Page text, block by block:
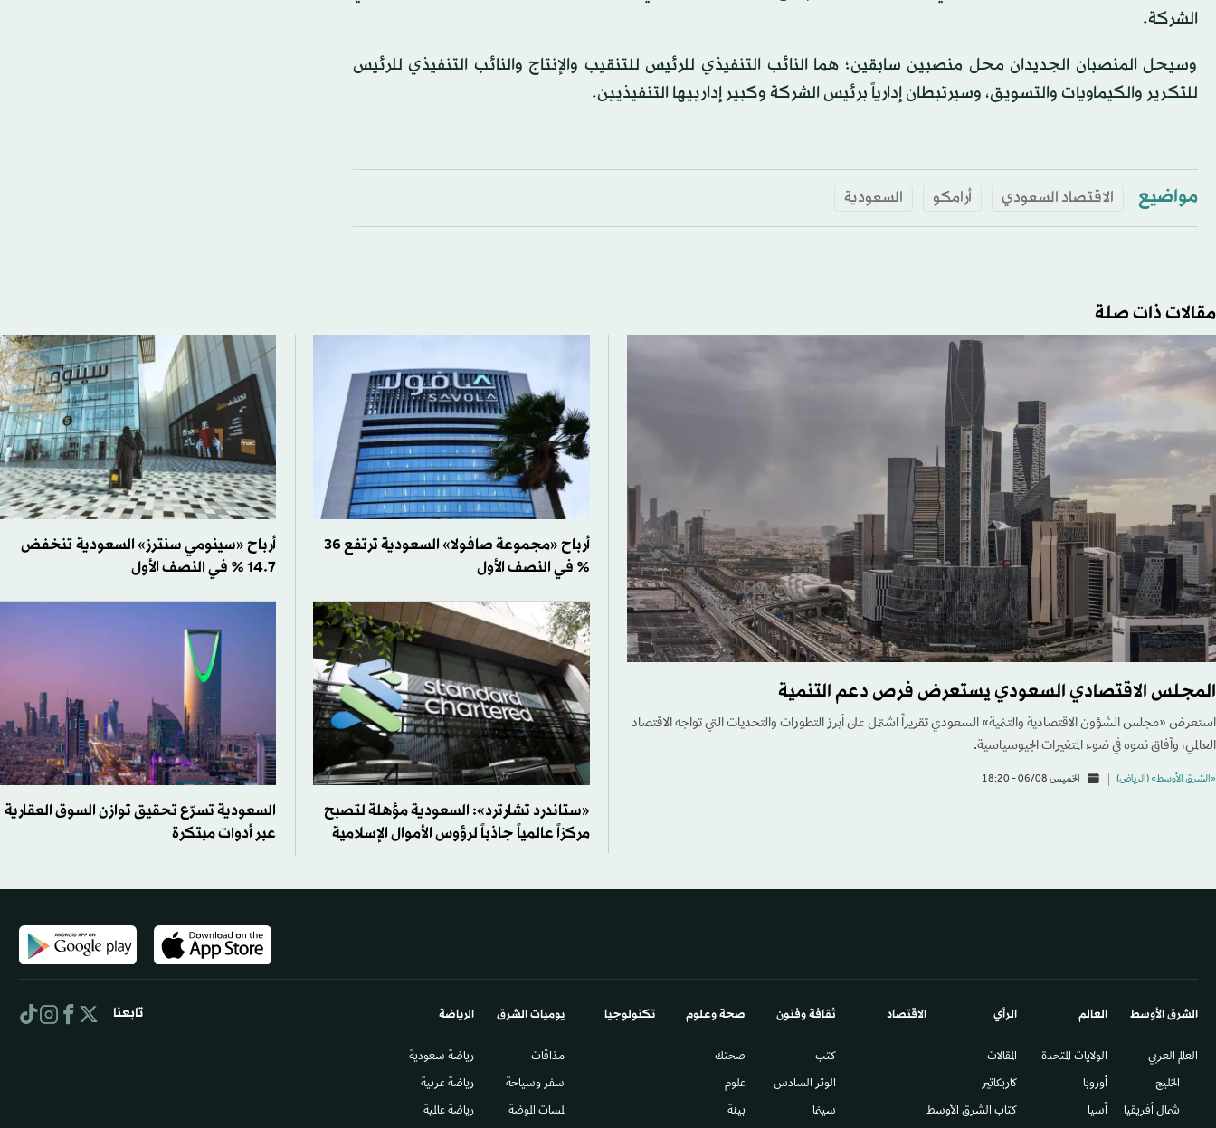
الشركة.
وسيحل المنصبان الجديدان محل منصبين سابقين؛ هما النائب التنفيذي للرئيس للتنقيب والإنتاج والنائب التنفيذي للرئيس
للتكرير والكيماويات والتسويق، وسيرتبطان إدارياً برئيس الشركة وكبير إدارييها التنفيذيين.
مواضيع الاقتصاد السعودي أرامكو السعودية
مقالات ذات صلة
المجلس الاقتصادي السعودي يستعرض فرص دعم التنمية
استعرض «مجلس الشؤون الاقتصادية والتنمية» السعودي تقريراً اشتمل على أبرز التطورات والتحديات التي تواجه الاقتصاد
العالمي، وآفاق نموه في ضوء المتغيرات الجيوسياسية.
«الشرق الأوسط» (الرياض) الخميس 06/08 - 18:20
أرباح «مجموعة صافولا» السعودية ترتفع 36
% في النصف الأول
أرباح «سينومي سنترز» السعودية تنخفض
14.7 % في النصف الأول
«ستاندرد تشارترد»: السعودية مؤهلة لتصبح
مركزاً عالمياً جاذباً لرؤوس الأموال الإسلامية
السعودية تسرّع تحقيق توازن السوق العقارية
عبر أدوات مبتكرة
الشرق الأوسط​
العالم العربي
الخليج
شمال أفريقيا
العالم
الولايات المتحدة
أوروبا
آسيا
الرأي
المقالات
كاريكاتير
كتاب الشرق الأوسط
الاقتصاد ثقافة وفنون
كتب
الوتر السادس​
سينما
صحة وعلوم
صحتك
علوم
بيئة
تكنولوجيا يوميات الشرق​
مذاقات
سفر وسياحة
لمسات الموضة
الرياضة
رياضة سعودية
رياضة عربية
رياضة عالمية
تابعنا